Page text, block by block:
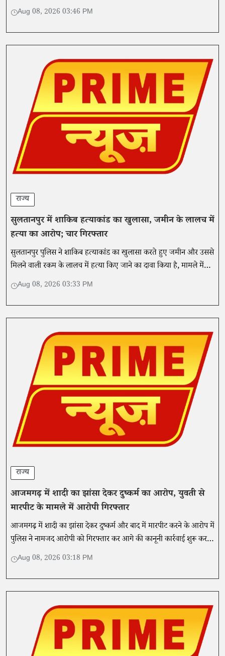
Aug 08, 2026 03:46 PM
राज्य
सुलतानपुर में शाकिब हत्याकांड का खुलासा, जमीन के लालच में
हत्या का आरोप; चार गिरफ्तार
सुलतानपुर पुलिस ने शाकिब हत्याकांड का खुलासा करते हुए जमीन और उससे
मिलने वाली रकम के लालच में हत्या किए जाने का दावा किया है, मामले में
चार आरोपियों को गिरफ्तार किया गया है।
Aug 08, 2026 03:33 PM
राज्य
आजमगढ़ में शादी का झांसा देकर दुष्कर्म का आरोप, युवती से
मारपीट के मामले में आरोपी गिरफ्तार
आजमगढ़ में शादी का झांसा देकर दुष्कर्म और बाद में मारपीट करने के आरोप में
पुलिस ने नामजद आरोपी को गिरफ्तार कर आगे की कानूनी कार्रवाई शुरू कर दी
है।Aug 08, 2026 03:18 PM